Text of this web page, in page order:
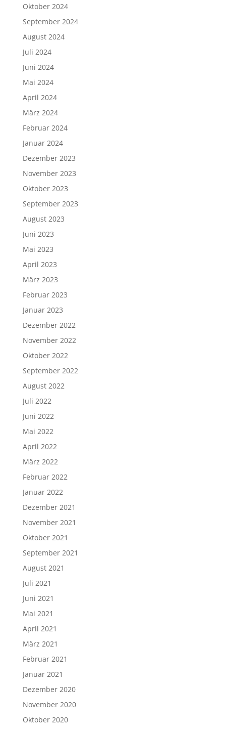
Oktober 2024
September 2024
August 2024
Juli 2024
Juni 2024
Mai 2024
April 2024
März 2024
Februar 2024
Januar 2024
Dezember 2023
November 2023
Oktober 2023
September 2023
August 2023
Juni 2023
Mai 2023
April 2023
März 2023
Februar 2023
Januar 2023
Dezember 2022
November 2022
Oktober 2022
September 2022
August 2022
Juli 2022
Juni 2022
Mai 2022
April 2022
März 2022
Februar 2022
Januar 2022
Dezember 2021
November 2021
Oktober 2021
September 2021
August 2021
Juli 2021
Juni 2021
Mai 2021
April 2021
März 2021
Februar 2021
Januar 2021
Dezember 2020
November 2020
Oktober 2020